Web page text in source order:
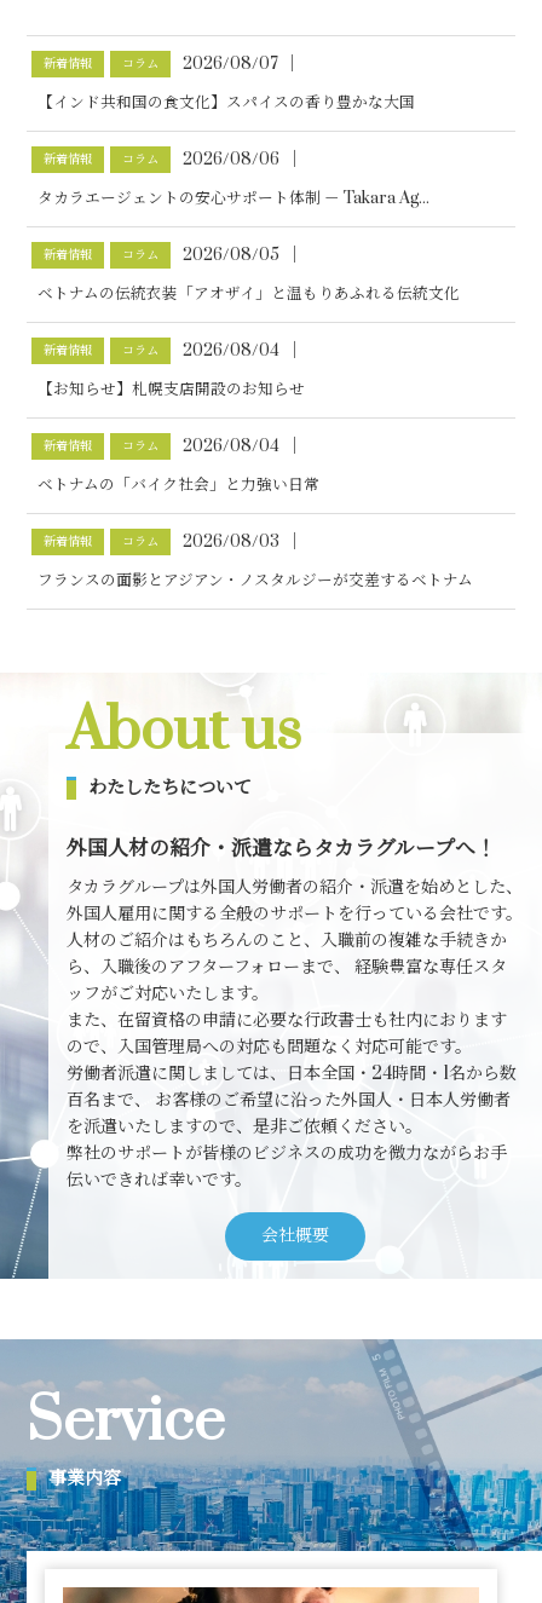
新着情報 コラム 2026/08/07
【インド共和国の食文化】スパイスの香り豊かな大国
新着情報 コラム 2026/08/06
タカラエージェントの安心サポート体制 － Takara Ag...
新着情報 コラム 2026/08/05
ベトナムの伝統衣装「アオザイ」と温もりあふれる伝統文化
新着情報 コラム 2026/08/04
【お知らせ】札幌支店開設のお知らせ
新着情報 コラム 2026/08/04
ベトナムの「バイク社会」と力強い日常
新着情報 コラム 2026/08/03
フランスの面影とアジアン・ノスタルジーが交差するベトナム
About us
わたしたちについて
外国人材の紹介・派遣ならタカラグループへ！
タカラグループは外国人労働者の紹介・派遣を始めとした、
外国人雇用に関する全般のサポートを行っている会社です。
人材のご紹介はもちろんのこと、入職前の複雑な手続きか
ら、入職後のアフターフォローまで、
経験豊富な専任スタ
ッフがご対応いたします。
また、在留資格の申請に必要な行政書士も社内におります
ので、入国管理局への対応も問題なく対応可能です。
労働者派遣に関しましては、日本全国・24時間・1名から数
百名まで、
お客様のご希望に沿った外国人・日本人労働者
を派遣いたしますので、是非ご依頼ください。
弊社のサポートが皆様のビジネスの成功を微力ながらお手
伝いできれば幸いです。
会社概要
Service
事業内容